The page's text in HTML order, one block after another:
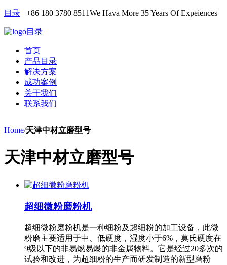
目录 +86 180 3780 8511We Hava More 35 Years Of Expeiences
目录
首页
产品目录
解决方案
成功案例
关于我们
联系我们
Home/天津中材立磨型号
天津中材立磨型号
超细微粉磨粉机
超细微粉磨粉机是一种细粉及超细粉的加工设备，此微
粉磨主要适用于中、低硬度，湿度小于6%，莫氏硬度在
9级以下的非易燃易爆的非金属物料。它是经过20多次的
试验和改进，为超细粉的生产而研发制造的新型磨粉